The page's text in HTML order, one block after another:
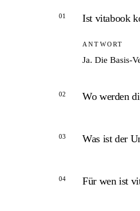
01 Ist vitabook
ANTWORT
Ja. Die Basis-
02 Wo werden
Laut
03 Was ist der
Die
04 Für wen ist